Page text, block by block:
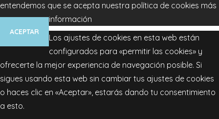
entendemos que se acepta nuestra política de cookies más
información
ACEPTAR
Los ajustes de cookies en esta web están
configurados para «permitir las cookies» y
ofrecerte la mejor experiencia de navegación posible. Si
sigues usando esta web sin cambiar tus ajustes de cookies
o haces clic en «Aceptar», estarás dando tu consentimiento
a esto.